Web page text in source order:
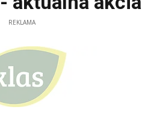
REKLAMA